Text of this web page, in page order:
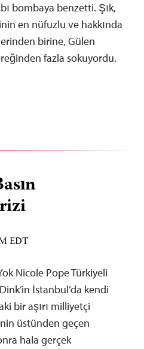
bombaya benzetti. Şık,
en nüfuzlu ve hakkında
birine, Gülen
fazla sokuyordu.
EDT
Nicole Pope Türkiyeli
İstanbul’da kendi
bir aşırı milliyetçi
üstünden geçen
hala gerçek